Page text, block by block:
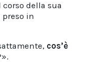
della sua
preso in
cos’è